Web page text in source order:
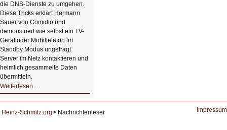
die DNS-Dienste zu umgehen.
Diese Tricks erklärt Hermann
Sauer von Comidio und
demonstriert wie selbst ein TV-
Gerät oder Mobiltelefon im
Standby Modus ungefragt
Server im Netz kontaktieren und
heimlich gesammelte Daten
übermitteln.
Weiterlesen …
DNS
Heinz-Schmitz.org
Nachrichtenleser Impressum